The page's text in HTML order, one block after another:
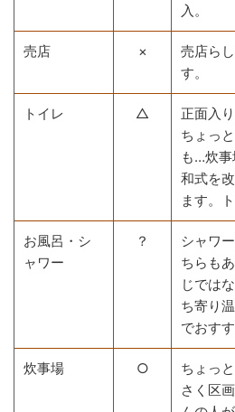
入。
売店 ×
売店ら
す。
トイレ △
正面入
ちょっ
も…炊事
和式を
ます。
お風呂・シ
ャワー
？
シャワ
ちらも
じでは
ち寄り
でおす
炊事場 ○
ちょっ
さく区